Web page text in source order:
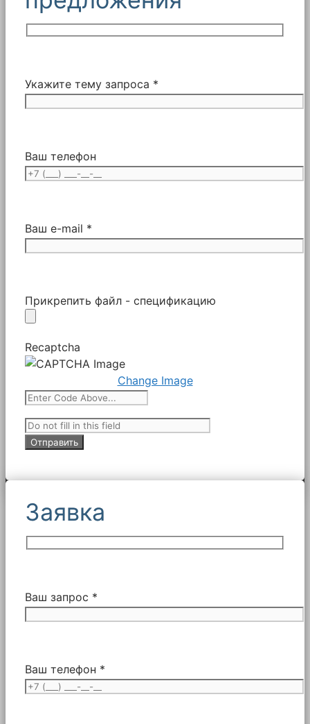
Укажите тему запроса *
Ваш телефон
Ваш e-mail *
Прикрепить файл - спецификацию
Recaptcha
Change Image
Заявка
Ваш запрос *
Ваш телефон *